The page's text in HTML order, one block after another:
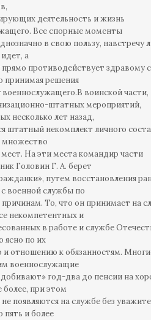
деятельность и жизнь
Все спорные моменты
в свою пользу, навстречу
а
прямо противодействует здравому
принимая решения
военнослужащего.В воинской части,
штатных мероприятий,
несколько лет назад,
штатный некомплект личного
множество
На эти места командир части
Головин Г. А. берет
путем восстановления
военной службы по
То, что он принимает на
некомпетентных и
в работе и службе
ясно по их
и отношению к обязанностям.
военнослужащие
год-два до пенсии на
более, при этом
появляются на службе без
пять и более